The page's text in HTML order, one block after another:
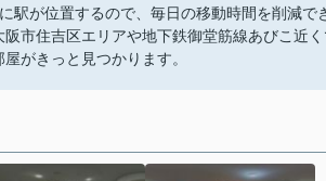
駅が位置するので、毎日の移動時間を削減で
市住吉区エリアや地下鉄御堂筋線あびこ近
がきっと見つかります。